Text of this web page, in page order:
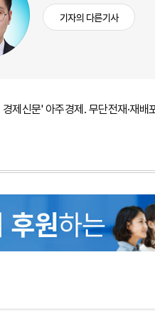
기자의 다른기사
제신문' 아주경제. 무단전재·재배